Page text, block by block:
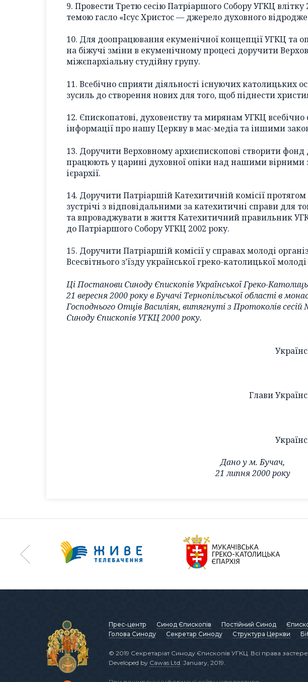
9. Провести Третю сесію Патріаршого Собору УГКЦ
темою гасло «Ісус Христос — джерело духовного
10. Для доопрацювання екуменічної концепції УГКЦ та
на біжучі зміни в екуменічному процесі доручити
міжєпархіальну студійну групу.
11. Всебічно сприяти діяльності існуючих католицьких
зусиль до створення нових для того, щоб піднести
12. Єпископатові, духовенству та мирянам УГКЦ
інформації про нашу Церкву в мас-медіа та іншими
13. Доручити Верховному архиєпископові створити
працюють у царині духовної опіки над нашими вірними
ієрархії.
14. Доручити Патріаршій Катехитичній комісії протягом
зустрічі з відповідальними за катехитичні справи для
та впроваджувати в життя Катехитичний правильник
до Патріаршого Собору УГКЦ 2002 року.
15. Доручити Патріаршій комісії у справах молоді
Всесвітнього з’їзду української греко-католицької
Ці Постанови Синоду Єпископів Української Греко-
21 вересня 2000 року в Бучачі Тернопільської області в
Господнього Отців Василіян, витягнуті з Протоколів
Синоду Єпископів УГКЦ 2000 року.
Глави
Дано у м. Бучач,
21 липня 2000 року
Прес-центр Синод Єпископів Постійний Синод
Голова Синоду
Секретар Синоду Структура Церкви
© 2019 Секретаріат Синоду Єпископів УГКЦ. Всі права
Developed by Cawas Ltd . January, 2019.